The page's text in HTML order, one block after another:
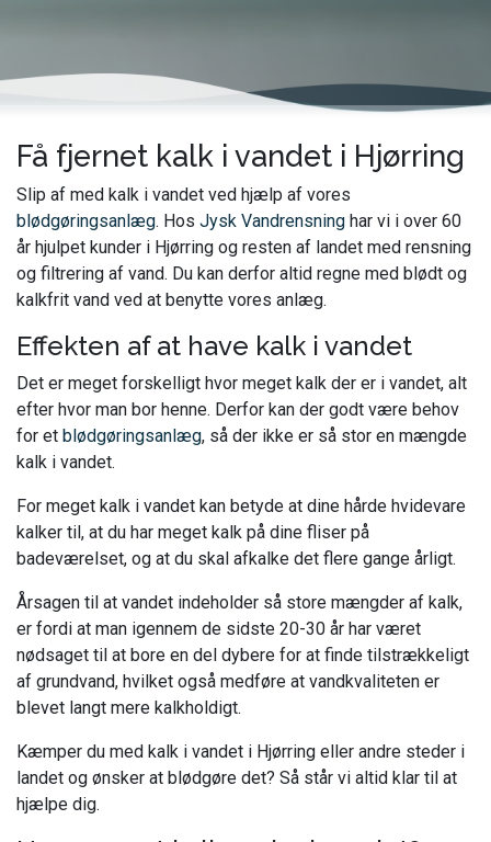
Få fjernet kalk i vandet i Hjørring
Slip af med kalk i vandet ved hjælp af vores
blødgøringsanlæg. Hos Jysk Vandrensning har vi i over 60
år hjulpet kunder i Hjørring og resten af landet med rensning
og filtrering af vand. Du kan derfor altid regne med blødt og
kalkfrit vand ved at benytte vores anlæg.
Effekten af at have kalk i vandet
Det er meget forskelligt hvor meget kalk der er i vandet, alt
efter hvor man bor henne. Derfor kan der godt være behov
for et blødgøringsanlæg, så der ikke er så stor en mængde
kalk i vandet.
For meget kalk i vandet kan betyde at dine hårde hvidevare
kalker til, at du har meget kalk på dine fliser på
badeværelset, og at du skal afkalke det flere gange årligt.
Årsagen til at vandet indeholder så store mængder af kalk,
er fordi at man igennem de sidste 20-30 år har været
nødsaget til at bore en del dybere for at finde tilstrækkeligt
af grundvand, hvilket også medføre at vandkvaliteten er
blevet langt mere kalkholdigt.
Kæmper du med kalk i vandet i Hjørring eller andre steder i
landet og ønsker at blødgøre det? Så står vi altid klar til at
hjælpe dig.